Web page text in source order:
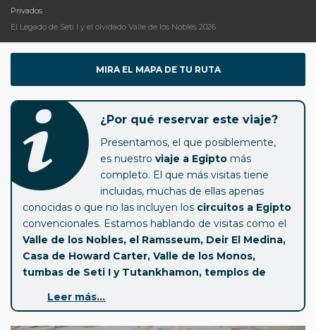
Privados
El Legado de Seti I y el olvidado Valle de los Nobles 2026
MIRA EL MAPA DE TU RUTA
¿Por qué reservar este viaje?
Presentamos, el que posiblemente,
es nuestro viaje a Egipto más
completo. El que más visitas tiene
incluidas, muchas de ellas apenas
conocidas o que no las incluyen los circuitos a Egipto
convencionales. Estamos hablando de visitas como el
Valle de los Nobles, el Ramsseum, Deir El Medina,
Casa de Howard Carter, Valle de los Monos,
tumbas de Seti I y Tutankhamon, templos de
junto a las visitas clásicas de Egipto y por supuesto el
Leer más...